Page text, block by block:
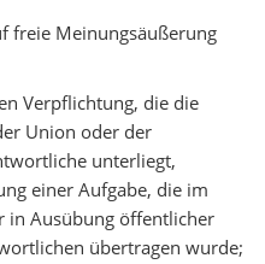
freie Meinungsäußerung
Verpflichtung, die die
Union oder der
unterliegt,
einer Aufgabe, die im
in Ausübung öffentlicher
übertragen wurde;